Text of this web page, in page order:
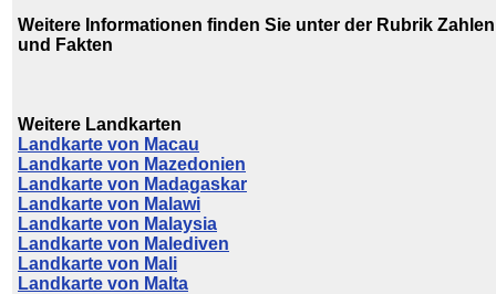
Weitere Informationen finden Sie unter der Rubrik Zahlen
und Fakten
Weitere Landkarten
Landkarte von Macau
Landkarte von Mazedonien
Landkarte von Madagaskar
Landkarte von Malawi
Landkarte von Malaysia
Landkarte von Malediven
Landkarte von Mali
Landkarte von Malta